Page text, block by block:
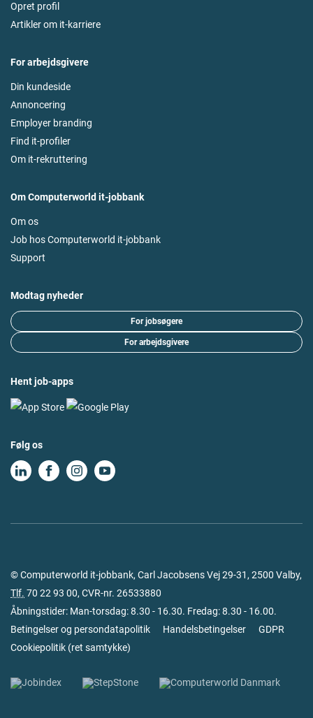
Opret profil
Artikler om it-karriere
For arbejdsgivere
Din kundeside
Annoncering
Employer branding
Find it-profiler
Om it-rekruttering
Om Computerworld it-jobbank
Om os
Job hos Computerworld it-jobbank
Support
Modtag nyheder
For jobsøgere
For arbejdsgivere
Hent job-apps
Følg os
© Computerworld it-jobbank, Carl Jacobsens Vej 29-31, 2500 Valby,
Tlf. 70 22 93 00, CVR-nr. 26533880
Åbningstider: Man-torsdag: 8.30 - 16.30. Fredag: 8.30 - 16.00.
Betingelser og persondatapolitik
Handelsbetingelser
GDPR
Cookiepolitik (ret samtykke)